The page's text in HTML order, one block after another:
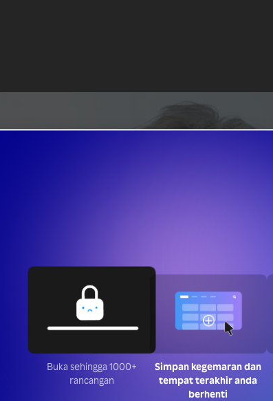
Buka sehingga 1000+
rancangan
Simpan kegemaran dan
tempat terakhir anda
berhenti